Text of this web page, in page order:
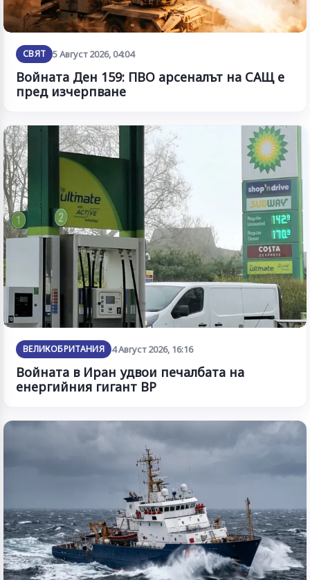
СВЯТ 5 Август 2026, 04:04
Войната Ден 159: ПВО арсеналът на САЩ е
пред изчерпване
ВЕЛИКОБРИТАНИЯ 4 Август 2026, 16:16
Войната в Иран удвои печалбата на
енергийния гигант BP